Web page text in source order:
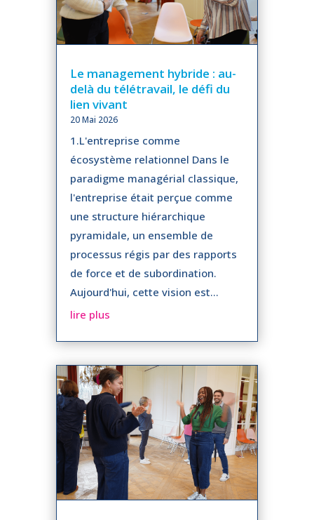
Le management hybride : au-
delà du télétravail, le défi du
lien vivant
20 Mai 2026
1.L'entreprise comme
écosystème relationnel Dans le
paradigme managérial classique,
l'entreprise était perçue comme
une structure hiérarchique
pyramidale, un ensemble de
processus régis par des rapports
de force et de subordination.
Aujourd'hui, cette vision est...
lire plus